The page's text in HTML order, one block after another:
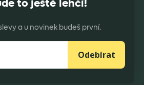
to ještě lehčí!
a u novinek budeš první.
Odebírat